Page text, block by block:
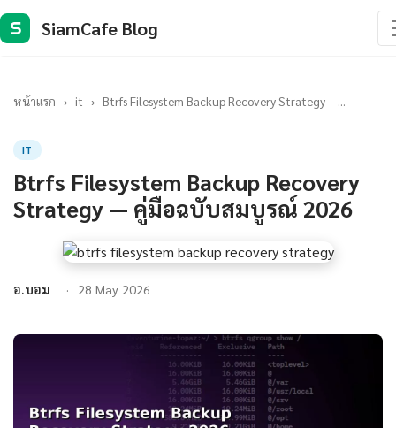
S SiamCafe Blog
หน้าแรก › it › Btrfs Filesystem Backup Recovery Strategy —...
IT
Btrfs Filesystem Backup Recovery
Strategy — คู่มือฉบับสมบูรณ์ 2026
อ.บอม 28 May 2026